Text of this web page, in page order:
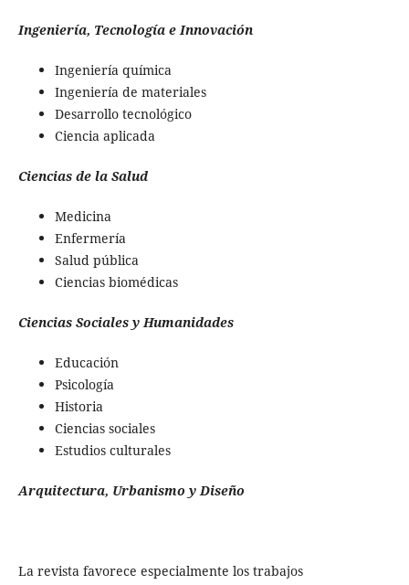
Ingeniería, Tecnología e Innovación
Ingeniería química
Ingeniería de materiales
Desarrollo tecnológico
Ciencia aplicada
Ciencias de la Salud
Medicina
Enfermería
Salud pública
Ciencias biomédicas
Ciencias Sociales y Humanidades
Educación
Psicología
Historia
Ciencias sociales
Estudios culturales
Arquitectura, Urbanismo y Diseño
La revista favorece especialmente los trabajos